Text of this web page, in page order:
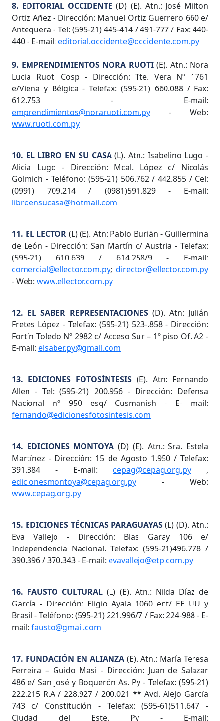
8. EDITORIAL OCCIDENTE(D) (E). Atn.: José Milton
Ortiz Añez - Dirección: Manuel Ortiz Guerrero 660 e/
Antequera - Tel: (595-21) 445-414 / 491-777 / Fax: 440-
440 - E-mail: editorial.occidente@occidente.com.py
9. EMPRENDIMIENTOS NORA RUOTI (E). Atn.: Nora
Lucia Ruoti Cosp - Dirección: Tte. Vera Nº 1761
e/Viena y Bélgica - Telefax: (595-21) 660.088 / Fax:
612.753 - E-mail:
emprendimientos@noraruoti.com.py - Web:
www.ruoti.com.py
10. EL LIBRO EN SU CASA(L). Atn.: Isabelino Lugo -
Alicia Lugo - Dirección: Mcal. López c/ Nicolás
Golmich - Teléfono: (595-21) 506.762 / 442.855 / Cel:
(0991) 709.214 / (0981)591.829 - E-mail:
libroensucasa@hotmail.com
11. EL LECTOR (L) (E). Atn: Pablo Burián - Guillermina
de León - Dirección: San Martín c/ Austria - Telefax:
(595-21) 610.639 / 614.258/9 - E-mail:
comercial@ellector.com.py; director@ellector.com.py
- Web: www.ellector.com.py
12. EL SABER REPRESENTACIONES (D). Atn: Julián
Fretes López - Telefax: (595-21) 523-.858 - Dirección:
Fortín Toledo Nº 2982 c/ Acceso Sur – 1º piso Of. A2 -
E-mail: elsaber.py@gmail.com
13. EDICIONES FOTOSÍNTESIS (E). Atn: Fernando
Allen - Tel: (595-21) 200.956 - Dirección: Defensa
Nacional nº 950 esq/ Cusmanish - E- mail:
fernando@edicionesfotosintesis.com
14. EDICIONES MONTOYA(D) (E). Atn.: Sra. Estela
Martínez - Dirección: 15 de Agosto 1.950 / Telefax:
391.384 - E-mail: cepag@cepag.org.py ,
edicionesmontoya@cepag.org.py - Web:
www.cepag.org.py
15. EDICIONES TÉCNICAS PARAGUAYAS (L) (D). Atn.:
Eva Vallejo - Dirección: Blas Garay 106 e/
Independencia Nacional. Telefax: (595-21)496.778 /
390.396 / 370.343 - E-mail: evavallejo@etp.com.py
16. FAUSTO CULTURAL(L) (E). Atn.: Nilda Díaz de
García - Dirección: Eligio Ayala 1060 ent/ EE UU y
Brasil - Teléfono: (595-21) 221.996/7 / Fax: 224-988 - E-
mail: fausto@gmail.com
17. FUNDACIÓN EN ALIANZA (E). Atn.: María Teresa
Ferreira – Guido Masi - Dirección: Juan de Salazar
486 e/ San José y Boquerón As. Py - Telefax: (595-21)
222.215 R.A / 228.927 / 200.021 ** Avd. Alejo García
743 c/ Constitución - Telefax: (595-61)511.647 -
Ciudad del Este. Py - E-mail: